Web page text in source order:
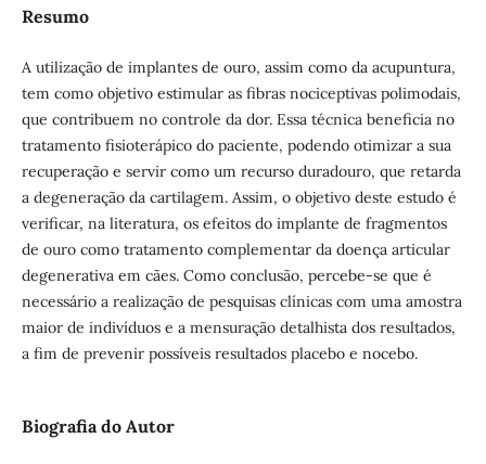
Resumo
A utilização de implantes de ouro, assim como da acupuntura,
tem como objetivo estimular as fibras nociceptivas polimodais,
que contribuem no controle da dor. Essa técnica beneficia no
tratamento fisioterápico do paciente, podendo otimizar a sua
recuperação e servir como um recurso duradouro, que retarda
a degeneração da cartilagem. Assim, o objetivo deste estudo é
verificar, na literatura, os efeitos do implante de fragmentos
de ouro como tratamento complementar da doença articular
degenerativa em cães. Como conclusão, percebe-se que é
necessário a realização de pesquisas clínicas com uma amostra
maior de indivíduos e a mensuração detalhista dos resultados,
a fim de prevenir possíveis resultados placebo e nocebo.
Biografia do Autor